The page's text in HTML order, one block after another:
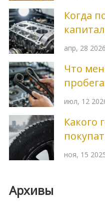
Когда
и сроки
апр, 28 2026
Что
замены
июл, 12
Какого
ноя, 15
Архивы